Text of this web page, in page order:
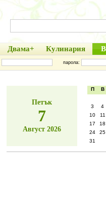
Двама+ Кулинария
парола:
Петък
7
Август 2026
П В
3
4
10
11
17
18
24
25
31